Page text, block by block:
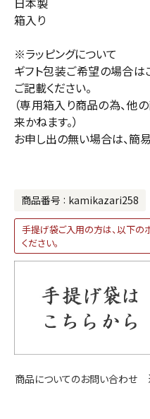
箱入り
※ラッピングについて
ギフト包装ご希望の場合
ご記載ください。
（専用箱入り商品の為、他
来かねます。）
お申し出の無い場合は、簡易
商品番号 kamikazari258
手提げ袋ご入用の方は、以下の
ください。
商品についてのお問い合わせ